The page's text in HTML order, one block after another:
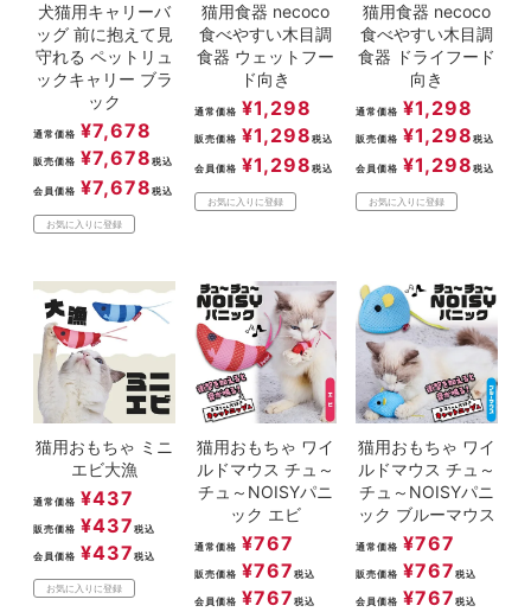
犬猫用キャリーバ
ッグ 前に抱えて見
守れる ペットリュ
ックキャリー ブラ
ック
通常価格 ¥7,678
販売価格 ¥7,678 税込
会員価格 ¥7,678 税込
お気に入りに登録
猫用食器 necoco
食べやすい木目調
食器 ウェットフー
ド向き
通常価格 ¥1,298
販売価格 ¥1,298 税込
会員価格 ¥1,298 税込
お気に入りに登録
猫用食器 necoco
食べやすい木目調
食器 ドライフード
向き
通常価格 ¥1,298
販売価格 ¥1,298 税込
会員価格 ¥1,298 税込
お気に入りに登録
猫用おもちゃ ミニ
エビ大漁
通常価格 ¥437
販売価格 ¥437 税込
会員価格 ¥437 税込
お気に入りに登録
猫用おもちゃ ワイ
ルドマウス チュ～
チュ～NOISYパニ
ック エビ
通常価格 ¥767
販売価格 ¥767 税込
会員価格 ¥767 税込
猫用おもちゃ ワイ
ルドマウス チュ～
チュ～NOISYパニ
ック ブルーマウス
通常価格 ¥767
販売価格 ¥767 税込
会員価格 ¥767 税込